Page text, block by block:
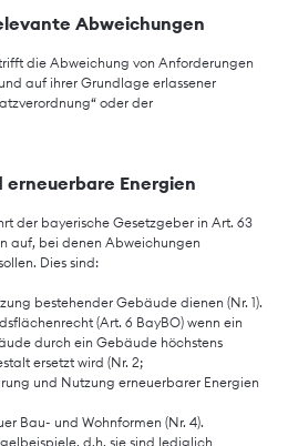
Abweichungen
die Abweichung von Anforderungen
auf ihrer Grundlage erlassener
oder der
erneuerbare Energien
der bayerische Gesetzgeber in Art. 63
auf, bei denen Abweichungen
Dies sind:
bestehender Gebäude dienen (Nr. 1).
(Art. 6 BayBO) wenn ein
durch ein Gebäude höchstens
ersetzt wird (Nr. 2;
und Nutzung erneuerbarer Energien
Bau- und Wohnformen (Nr. 4).
d.h. sie sind lediglich